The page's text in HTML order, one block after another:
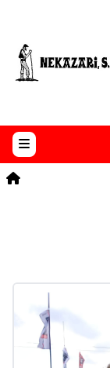
Hasierako orria